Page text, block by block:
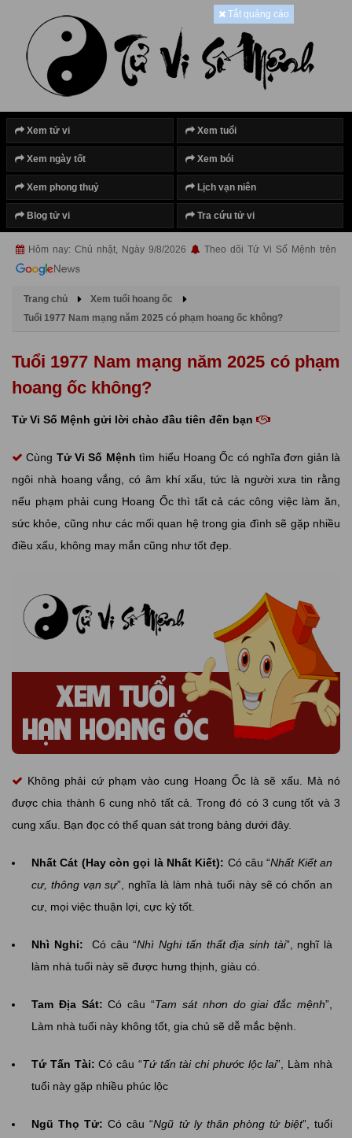
Xem tử vi Xem tuổi
Xem ngày tốt Xem bói
Xem phong thuỷ Lịch vạn niên
Blog tử vi Tra cứu tử vi
Hôm nay: Chủ nhật, Ngày 9/8/2026 Theo dõi Tử Vi Số Mệnh trên
Tắt quảng cáo
Trang chủ
Xem tuổi hoang ốc
Tuổi 1977 Nam mạng năm 2025 có phạm hoang ốc không?
Tuổi 1977 Nam mạng năm 2025 có phạm
hoang ốc không?
Tử Vi Số Mệnh gửi lời chào đầu tiên đến bạn
Cùng Tử Vi Số Mệnh tìm hiểu Hoang Ốc có nghĩa đơn giản là
ngôi nhà hoang vắng, có âm khí xấu, tức là người xưa tin rằng
nếu phạm phải cung Hoang Ốc thì tất cả các công việc làm ăn,
sức khỏe, cũng như các mối quan hệ trong gia đình sẽ gặp nhiều
điều xấu, không may mắn cũng như tốt đẹp.
Không phải cứ phạm vào cung Hoang Ốc là sẽ xấu. Mà nó
được chia thành 6 cung nhỏ tất cả. Trong đó có 3 cung tốt và 3
cung xấu. Bạn đọc có thể quan sát trong bảng dưới đây.
Nhất Cát (Hay còn gọi là Nhất Kiết): Có câu “Nhất Kiết an
cư, thông vạn sự”, nghĩa là làm nhà tuổi này sẽ có chốn an
cư, mọi việc thuận lợi, cực kỳ tốt.
Nhì Nghi: Có câu “Nhì Nghi tấn thất địa sinh tài”, nghĩ là
làm nhà tuổi này sẽ được hưng thịnh, giàu có.
Tam Địa Sát: Có câu “Tam sát nhơn do giai đắc mệnh”,
Làm nhà tuổi này không tốt, gia chủ sẽ dễ mắc bệnh.
Tứ Tấn Tài: Có câu “Tứ tấn tài chi phước lộc lai”, Làm nhà
tuổi này gặp nhiều phúc lộc
Ngũ Thọ Tử: Có câu “Ngũ tử ly thân phòng tử biệt”, tuổi